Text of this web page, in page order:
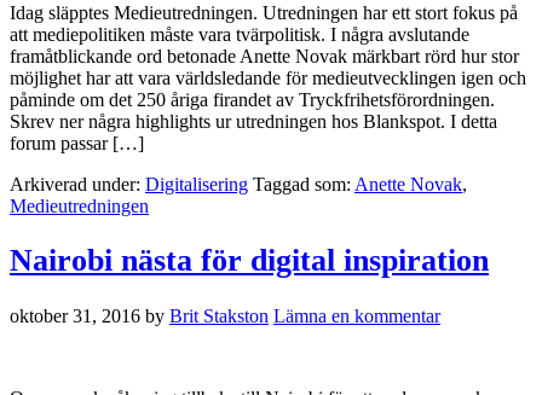
Idag släpptes Medieutredningen. Utredningen har ett stort fokus på
att mediepolitiken måste vara tvärpolitisk. I några avslutande
framåtblickande ord betonade Anette Novak märkbart rörd hur stor
möjlighet har att vara världsledande för medieutvecklingen igen och
påminde om det 250 åriga firandet av Tryckfrihetsförordningen.
Skrev ner några highlights ur utredningen hos Blankspot. I detta
forum passar […]
Arkiverad under: Digitalisering Taggad som: Anette Novak,
Medieutredningen
Nairobi nästa för digital inspiration
oktober 31, 2016 by Brit Stakston Lämna en kommentar